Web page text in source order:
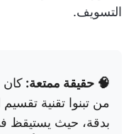
التسويف.
🧠 حقيقة ممتعة: كان
من تبنوا تقنية
بدقة، حيث يستيقظ